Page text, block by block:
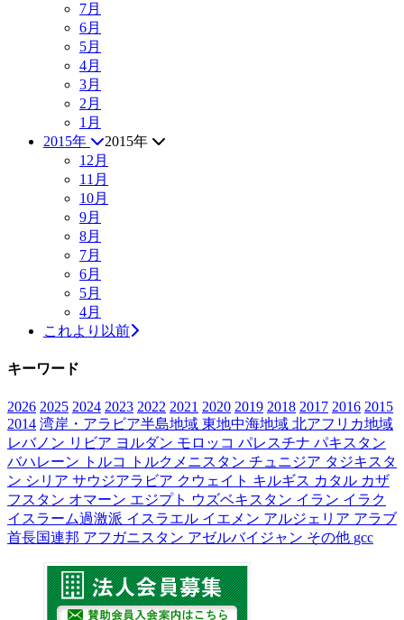
7月
6月
5月
4月
3月
2月
1月
2015年
2015年
12月
11月
10月
9月
8月
7月
6月
5月
4月
これより以前
キーワード
2026 2025 2024 2023 2022 2021 2020 2019 2018 2017 2016 2015
2014 湾岸・アラビア半島地域 東地中海地域 北アフリカ地域
レバノン リビア ヨルダン モロッコ パレスチナ パキスタン
バハレーン
トルコ トルクメニスタン チュニジア タジキスタ
ン シリア サウジアラビア クウェイト キルギス カタル カザ
フスタン オマーン エジプト ウズベキスタン イラン イラク
イスラーム過激派 イスラエル イエメン アルジェリア アラブ
首長国連邦 アフガニスタン アゼルバイジャン その他 gcc